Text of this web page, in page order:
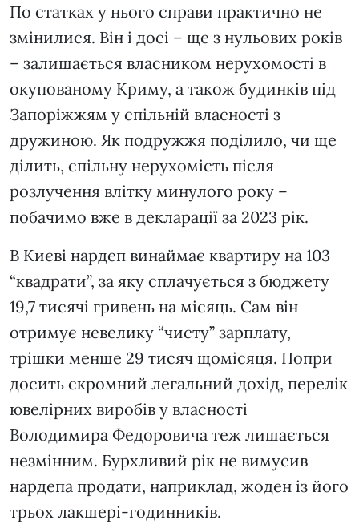
По статках у нього справи практично не
змінилися. Він і досі – ще з нульових років
– залишається власником нерухомості в
окупованому Криму, а також будинків під
Запоріжжям у спільній власності з
дружиною. Як подружжя поділило, чи ще
ділить, спільну нерухомість після
розлучення влітку минулого року –
побачимо вже в декларації за 2023 рік.
В Києві нардеп винаймає квартиру на 103
“квадрати”, за яку сплачується з бюджету
19,7 тисячі гривень на місяць. Сам він
отримує невелику “чисту” зарплату,
трішки менше 29 тисяч щомісяця. Попри
досить скромний легальний дохід, перелік
ювелірних виробів у власності
Володимира Федоровича теж лишається
незмінним. Бурхливий рік не вимусив
нардепа продати, наприклад, жоден із його
трьох лакшері-годинників.